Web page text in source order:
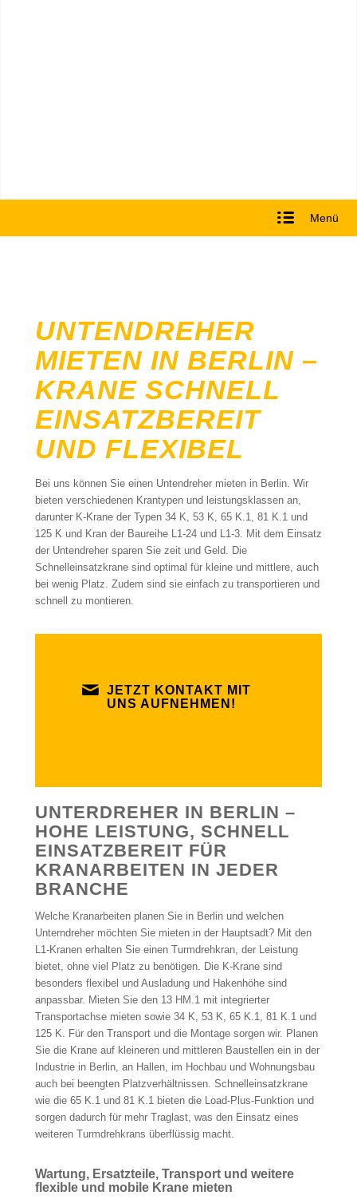
Menü
UNTENDREHER
MIETEN IN BERLIN –
KRANE SCHNELL
EINSATZBEREIT
UND FLEXIBEL
Bei uns können Sie einen Untendreher mieten in Berlin. Wir
bieten verschiedenen Krantypen und leistungsklassen an,
darunter K-Krane der Typen 34 K, 53 K, 65 K.1, 81 K.1 und
125 K und Kran der Baureihe L1-24 und L1-3. Mit dem Einsatz
der Untendreher sparen Sie zeit und Geld. Die
Schnelleinsatzkrane sind optimal für kleine und mittlere, auch
bei wenig Platz. Zudem sind sie einfach zu transportieren und
schnell zu montieren.
JETZT KONTAKT MIT
UNS AUFNEHMEN!
UNTERDREHER IN BERLIN –
HOHE LEISTUNG, SCHNELL
EINSATZBEREIT FÜR
KRANARBEITEN IN JEDER
BRANCHE
Welche Kranarbeiten planen Sie in Berlin und welchen
Unterndreher möchten Sie mieten in der Hauptsadt? Mit den
L1-Kranen erhalten Sie einen Turmdrehkran, der Leistung
bietet, ohne viel Platz zu benötigen. Die K-Krane sind
besonders flexibel und Ausladung und Hakenhöhe sind
anpassbar. Mieten Sie den 13 HM.1 mit integrierter
Transportachse mieten sowie 34 K, 53 K, 65 K.1, 81 K.1 und
125 K. Für den Transport und die Montage sorgen wir. Planen
Sie die Krane auf kleineren und mittleren Baustellen ein in der
Industrie in Berlin, an Hallen, im Hochbau und Wohnungsbau
auch bei beengten Platzverhältnissen. Schnelleinsatzkrane
wie die 65 K.1 und 81 K.1 bieten die Load-Plus-Funktion und
sorgen dadurch für mehr Traglast, was den Einsatz eines
weiteren Turmdrehkrans überflüssig macht.
Wartung, Ersatzteile, Transport und weitere
flexible und mobile Krane mieten